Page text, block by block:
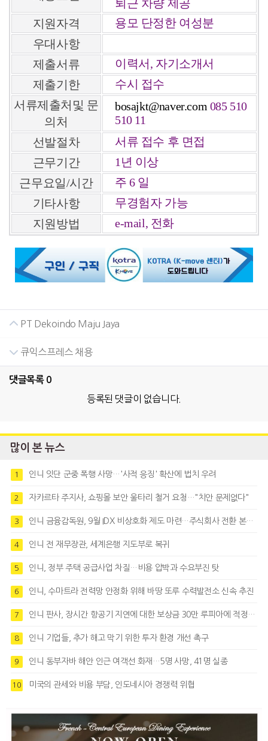
퇴근 차량 제공
지원자격
용모 단정한 여성분
우대사항
제출서류
이력서, 자기소개서
제출기한
수시 접수
서류제출처및 문
의처
bosajkt@naver.com 085 510
510 11
선발절차
서류 접수 후 면접
근무기간
1년 이상
근무요일/시간
주 6 일
기타사항
무경험자 가능
지원방법
e-mail, 전화
PT Dekoindo Maju Jaya
큐익스프레스 채용
댓글목록 0
등록된 댓글이 없습니다.
많이 본 뉴스
1 인니 잇단 군중 폭행 사망…'사적 응징' 확산에 법치 우려
2 자카르타 주지사, 쇼핑몰 보안 울타리 철거 요청…"치안 문제없다"
3 인니 금융감독원, 9월 IDX 비상호화 제도 마련…주식회사 전환 본격화
4 인니 전 재무장관, 세계은행 지도부로 복귀
5 인니, 정부 주택 공급사업 차질…비용 압박과 수요부진 탓
6 인니, 수마트라 전력망 안정화 위해 바땅 또루 수력발전소 신속 추진
7 인니 판사, 장시간 항공기 지연에 대한 보상금 30만 루피아에 적정성 제기
8 인니 기업들, 추가 해고 막기 위한 투자 환경 개선 촉구
9 인니 동부자바 해안 인근 여객선 화재…5명 사망, 41명 실종
10 미국의 관세와 비용 부담, 인도네시아 경쟁력 위협